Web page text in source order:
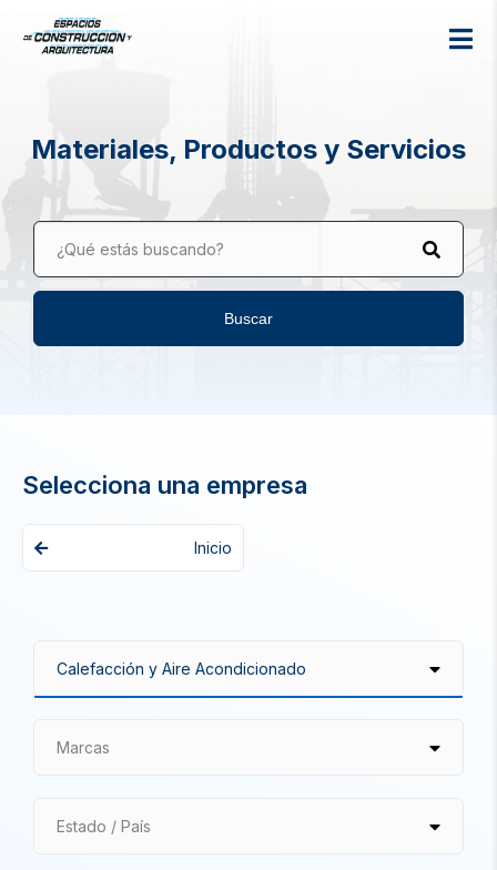
Materiales, Productos y Servicios
¿Qué estás buscando?
Buscar
Selecciona una empresa
Inicio
Marcas
Estado / País